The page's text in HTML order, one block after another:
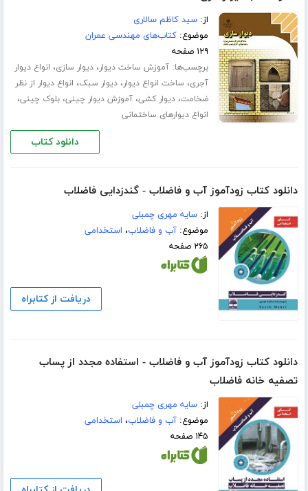
از:سید کاظم سالاری
موضوع:کتاب‌های مهندسی عمران
۱۲۹ صفحه
برچسب‌ها:آموزش ساخت دیوار،دیوار سازی، انواع دیوار
آجری، ساخت انواع دیوار،دیوار سبک، انواع دیوار از نظر
ضخامت،دیوار کشی،آموزش دیوار چینی،بلوک چینی،
انواع دیوارهای ساختمانی
دانلود کتاب
دانلود کتاب زودآموز آب و فاضلاب - گندزدایی فاضلاب
از:سایه مهری چمبلی
موضوع:آب و فاضلاب، استخدامی
۲۶۵ صفحه
دریافت از کتابراه
دانلود کتاب زودآموز آب و فاضلاب - استفاده مجدد از پساب
تصفیه خانه فاضلاب
از:سایه مهری چمبلی
موضوع:آب و فاضلاب، استخدامی
۱۴۵ صفحه